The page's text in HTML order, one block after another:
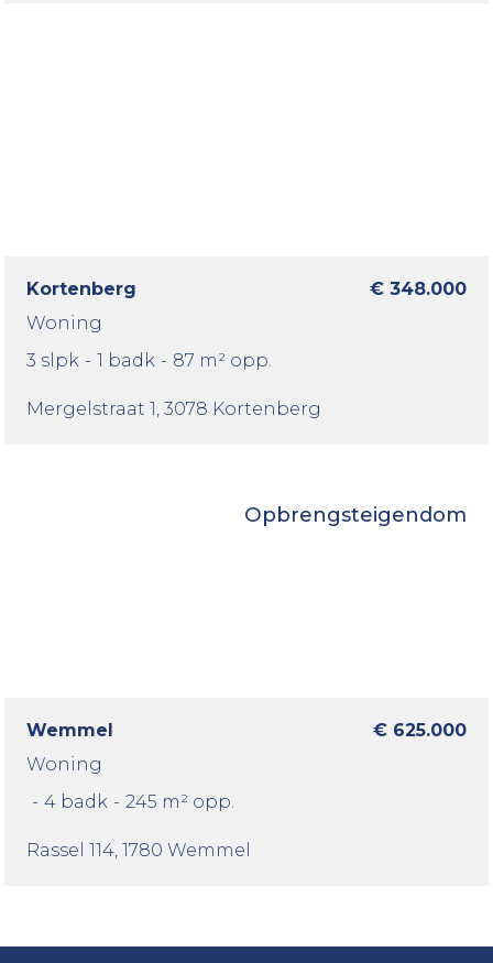
Kortenberg
€ 348.000
Woning
3 slpk - 1 badk - 87 m² opp.
Mergelstraat 1, 3078 Kortenberg
Opbrengsteigendom
Wemmel
€ 625.000
Woning
- 4 badk - 245 m² opp.
Rassel 114, 1780 Wemmel